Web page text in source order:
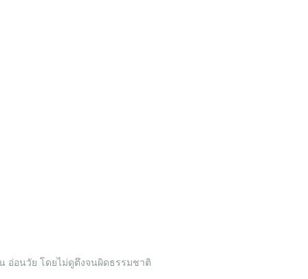
อ่อนวัย โดยไม่ดูตึงจนผิดธรรมชาติ